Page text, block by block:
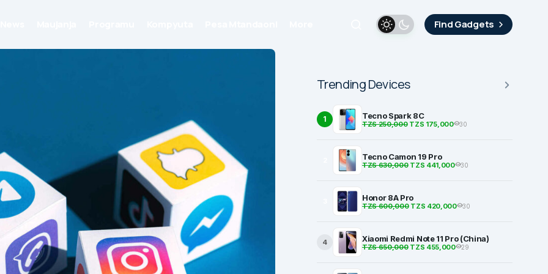
Find Gadgets
Trending Devices
1 Tecno Spark 8C
TZS 250,000TZS 175,000 30
Tecno Camon 19 Pro
TZS 630,000TZS 441,000 30
Honor 8A Pro
TZS 600,000TZS 420,000 30
4 Xiaomi Redmi Note 11 Pro (China)
TZS 650,000TZS 455,000 29